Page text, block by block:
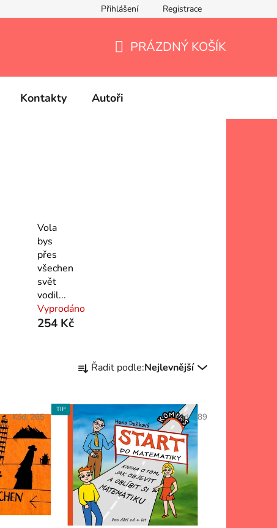
Přihlášení Registrace
KOŠÍK
PRÁZDNÝ KOŠÍK
Kontakty Autoři
Vola
bys
přes
všechen
svět
vodil...
Vyprodáno
254 Kč
a
e
n
í
p
r
o
d
u
Řadit podle:Nejlevnější
Kód:265
TIP
Kód:289